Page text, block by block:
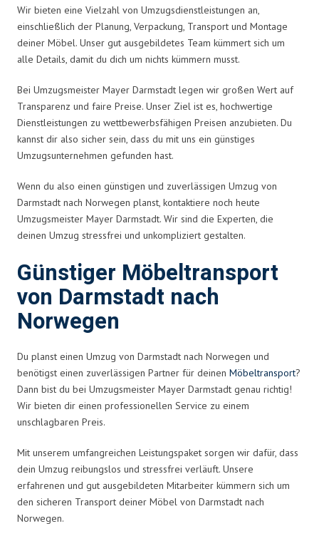
Wir bieten eine Vielzahl von Umzugsdienstleistungen an,
einschließlich der Planung, Verpackung, Transport und Montage
deiner Möbel. Unser gut ausgebildetes Team kümmert sich um
alle Details, damit du dich um nichts kümmern musst.
Bei Umzugsmeister Mayer Darmstadt legen wir großen Wert auf
Transparenz und faire Preise. Unser Ziel ist es, hochwertige
Dienstleistungen zu wettbewerbsfähigen Preisen anzubieten. Du
kannst dir also sicher sein, dass du mit uns ein günstiges
Umzugsunternehmen gefunden hast.
Wenn du also einen günstigen und zuverlässigen Umzug von
Darmstadt nach Norwegen planst, kontaktiere noch heute
Umzugsmeister Mayer Darmstadt. Wir sind die Experten, die
deinen Umzug stressfrei und unkompliziert gestalten.
Günstiger Möbeltransport
von Darmstadt nach
Norwegen
Du planst einen Umzug von Darmstadt nach Norwegen und
benötigst einen zuverlässigen Partner für deinen Möbeltransport?
Dann bist du bei Umzugsmeister Mayer Darmstadt genau richtig!
Wir bieten dir einen professionellen Service zu einem
unschlagbaren Preis.
Mit unserem umfangreichen Leistungspaket sorgen wir dafür, dass
dein Umzug reibungslos und stressfrei verläuft. Unsere
erfahrenen und gut ausgebildeten Mitarbeiter kümmern sich um
den sicheren Transport deiner Möbel von Darmstadt nach
Norwegen.